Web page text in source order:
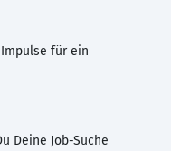
für ein
Deine Job-Suche